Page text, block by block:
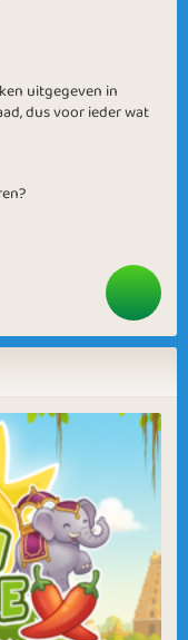
uitgegeven in
dus voor ieder wat